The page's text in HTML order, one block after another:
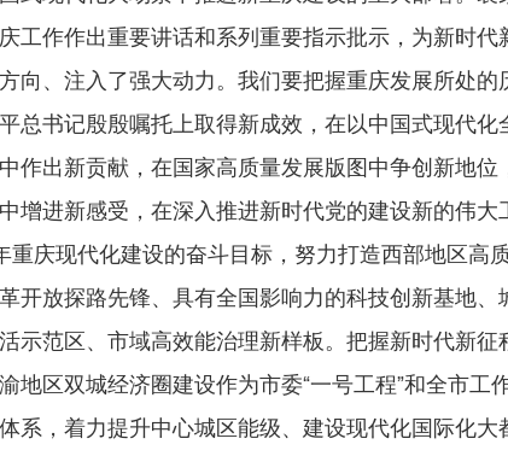
工作作出重要讲话和系列重要指示批示，为新时代
向、注入了强大动力。我们要把握重庆发展所处的
总书记殷殷嘱托上取得新成效，在以中国式现代化
作出新贡献，在国家高质量发展版图中争创新地位
增进新感受，在深入推进新时代党的建设新的伟大
重庆现代化建设的奋斗目标，努力打造西部地区高
开放探路先锋、具有全国影响力的科技创新基地、
示范区、市域高效能治理新样板。把握新时代新征
地区双城经济圈建设作为市委“一号工程”和全市工
系，着力提升中心城区能级、建设现代化国际化大